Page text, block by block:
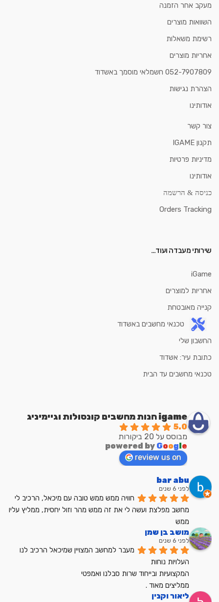
מעקב אחר הזמנה
השוואות מוצרים
רשימת משאלות
אחריות מוצרים
052-7907809 חשמלאי מוסמך באשדוד
הצהרת נגישות
אודותינו
צור קשר
תקנון IGAME
מדיניות פרטיות
אודותינו
כניסה & הרשמה
Orders Tracking
שירותי מעבדה ועוד…
iGame
אחריות למוצרים
קנייה מאובטחת
טכנאי מחשבים באשדוד
החשבון שלי
כתובת עיר: אשדוד
טכנאי מחשבים עד הבית
igame חנות מחשבים קונסולות וגיימיניג
5.0
מבוסס על 20 ביקורות
powered by Google
review us on
bar abu
לפני 6 שנים
ממש
מושב בן שמן
לפני 6 שנים
מעבר למחשב המצויין שמיכאל הרכיב לנו
העלויות נוחות
המקצועיות ובייחוד שרות סבלנו ואמפטי
ממליצים מאוד .
ליאור וקנין